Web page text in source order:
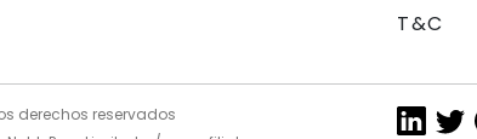
T&C
derechos reservados